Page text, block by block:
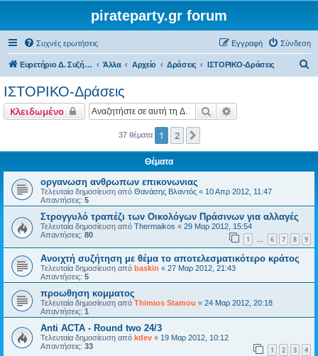
pirateparty.gr forum
Συχνές ερωτήσεις Σύνδεση
Εγγραφή
Ευρετήριο Δ. Συζήτησης Άλλα Αρχείο Δράσεις ΙΣΤΟΡΙΚΟ-Δράσεις
ΙΣΤΟΡΙΚΟ-Δράσεις
Κλειδωμένο Αναζήτηση
37 θέματα 1 2
Θέματα
οργανωση ανθρωπων επικονωνιας
Τελευταία δημοσίευση από Θανάσης Βλαντός « 10 Απρ 2012, 11:47
Απαντήσεις: 5
Στρογγυλό τραπέζι των Οικολόγων Πράσινων για αλλαγές
Τελευταία δημοσίευση από Thermaikos « 29 Μαρ 2012, 15:54
Απαντήσεις: 80 1 … 6 7 8 9
Ανοιχτή συζήτηση με θέμα το αποτελεσματικότερο κράτος
Τελευταία δημοσίευση από baskin « 27 Μαρ 2012, 21:43
Απαντήσεις: 5
προωθηση κομματος
Τελευταία δημοσίευση από Thimios Stamou « 24 Μαρ 2012, 20:18
Απαντήσεις: 1
Anti ACTA - Round two 24/3
Τελευταία δημοσίευση από kdev « 19 Μαρ 2012, 10:12
Απαντήσεις: 33 1 2 3 4